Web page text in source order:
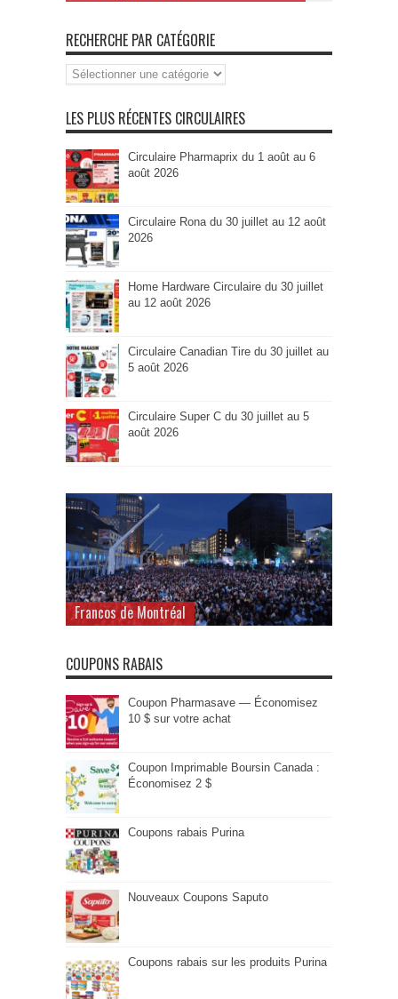
RECHERCHE PAR CATÉGORIE
Recherche
par
LES PLUS RÉCENTES CIRCULAIRES
Circulaire Pharmaprix du 1 août au 6
août 2026
Circulaire Rona du 30 juillet au 12 août
2026
Home Hardware Circulaire du 30 juillet
au 12 août 2026
Circulaire Canadian Tire du 30 juillet au
5 août 2026
Circulaire Super C du 30 juillet au 5
août 2026
Francos de Montréal
COUPONS RABAIS
Coupon Pharmasave — Économisez
10 $ sur votre achat
Coupon Imprimable Boursin Canada :
Économisez 2 $
Coupons rabais Purina
Nouveaux Coupons Saputo
Coupons rabais sur les produits Purina